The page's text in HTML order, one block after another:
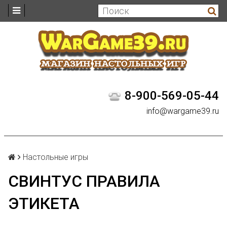
8-900-569-05-44
info@wargame39.ru
Настольные игры
СВИНТУС ПРАВИЛА
ЭТИКЕТА